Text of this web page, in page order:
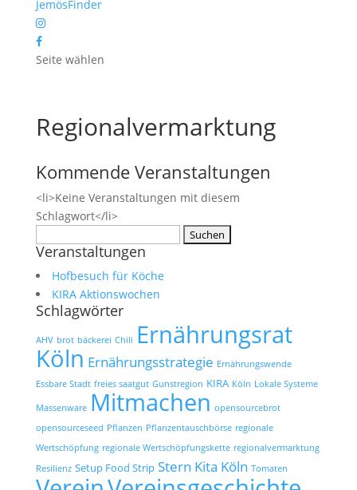
JemösFinder
Seite wählen
Regionalvermarktung
Kommende Veranstaltungen
<li>Keine Veranstaltungen mit diesem
Schlagwort</li>
nach:
Veranstaltungen
Hofbesuch für Köche
KIRA Aktionswochen
Schlagwörter
AHV brot bäckerei Chili Ernährungsrat
Köln Ernährungsstrategie Ernährungswende
Essbare Stadt freies saatgut Gunstregion KIRA Köln Lokale Systeme
Massenware Mitmachen opensourcebrot
opensourceseed Pflanzen Pflanzentauschbörse regionale
Wertschöpfung regionale Wertschöpfungskette regionalvermarktung
Resilienz Setup Food Strip Stern Kita Köln Tomaten